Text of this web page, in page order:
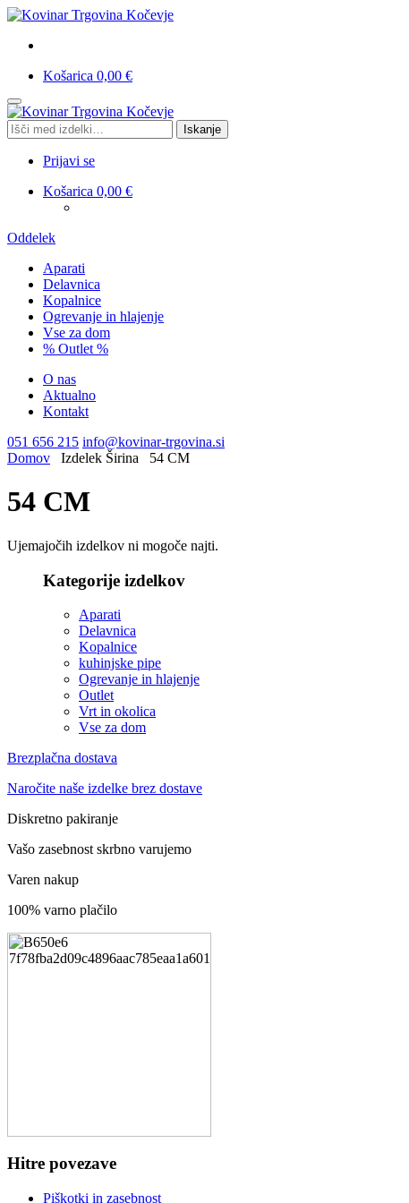
Košarica 0,00 €
Skip
to
navigation
Skip
to
content
Išči: Iskanje
Prijavi se
Košarica 0,00 €
Oddelek
Aparati
Delavnica
Kopalnice
Ogrevanje in hlajenje
Vse za dom
% Outlet %
O nas
Aktualno
Kontakt
051 656 215 info@kovinar-trgovina.si
Domov
Izdelek Širina 54 CM
54 CM
Ujemajočih izdelkov ni mogoče najti.
Kategorije izdelkov
Aparati
Delavnica
Kopalnice
kuhinjske pipe
Ogrevanje in hlajenje
Outlet
Vrt in okolica
Vse za dom
Brezplačna dostava
Naročite naše izdelke brez dostave
Diskretno pakiranje
Vašo zasebnost skrbno varujemo
Varen nakup
100% varno plačilo
Hitre povezave
Piškotki in zasebnost